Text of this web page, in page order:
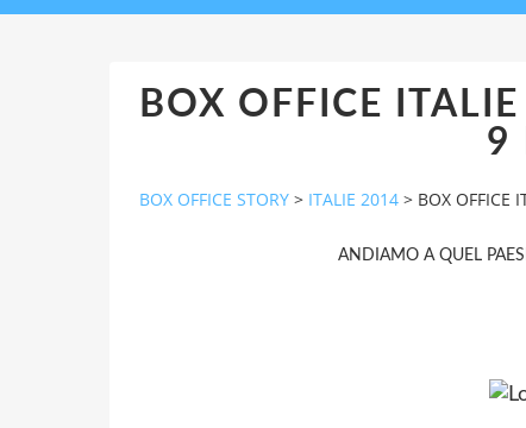
BOX OFFICE
9
BOX OFFICE STORY > ITALIE 2014 > BOX OFFICE
ANDIAMO A QUEL